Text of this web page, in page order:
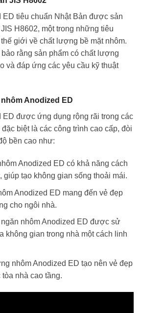
tiêu chuẩn Nhật Bản được sản
H8602, một trong những tiêu
giới về chất lượng bề mặt nhôm.
rằng sản phẩm có chất lượng
và đáp ứng các yêu cầu kỹ thuật
Anodized ED
ED được ứng dụng rộng rãi trong các
biệt là các công trình cao cấp, đòi
bền cao như:
Anodized ED có khả năng cách
giúp tạo không gian sống thoải mái.
Anodized ED mang đến vẻ đẹp
cho ngôi nhà.
nhôm Anodized ED được sử
không gian trong nhà một cách linh
nhôm Anodized ED tạo nên vẻ đẹp
nhà cao tầng.